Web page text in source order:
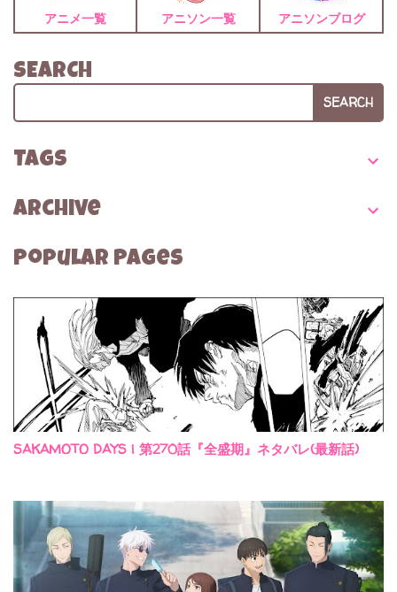
アニメ一覧 アニソン一覧 アニソンブログ
SEARCH
SEARCH
TAGS
Archive
Popular Pages
SAKAMOTO DAYS | 第270話『全盛期』ネタバレ(最新話)